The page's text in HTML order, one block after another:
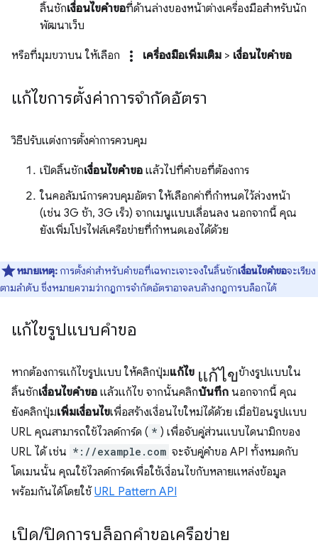
ลิ้นชักเงื่อนไขคำขอที่ด้านล่างของหน้าต่างเครื่องมือสำหรับนัก
พัฒนาเว็บ
หรือที่มุมขวาบน ให้เลือก more_vert เครื่องมือเพิ่มเติม > เงื่อนไขคำขอ
แก้ไขการตั้งค่าการจำกัดอัตรา
วิธีปรับแต่งการตั้งค่าการควบคุม
เปิดลิ้นชักเงื่อนไขคำขอ แล้วไปที่คำขอที่ต้องการ
ในคอลัมน์การควบคุมอัตรา ให้เลือกค่าที่กำหนดไว้ล่วงหน้า
(เช่น 3G ช้า, 3G เร็ว) จากเมนูแบบเลื่อนลง นอกจากนี้ คุณ
ยังเพิ่มโปรไฟล์เครือข่ายที่กำหนดเองได้ด้วย
หมายเหตุ: การตั้งค่าสำหรับคำขอที่เฉพาะเจาะจงในลิ้นชักเงื่อนไขคำขอจะเรียง
ตามลำดับ ซึ่งหมายความว่ากฎการจำกัดอัตราอาจลบล้างกฎการบล็อกได้
แก้ไขรูปแบบคำขอ
หากต้องการแก้ไขรูปแบบ ให้คลิกปุ่มแก้ไข แก้ไขข้างรูปแบบใน
ลิ้นชักเงื่อนไขคำขอ แล้วแก้ไข จากนั้นคลิกบันทึก นอกจากนี้ คุณ
ยังคลิกปุ่มเพิ่มเงื่อนไขเพื่อสร้างเงื่อนไขใหม่ได้ด้วย เมื่อป้อนรูปแบบ
URL คุณสามารถใช้ไวลด์การ์ด ( * ) เพื่อจับคู่ส่วนแบบไดนามิกของ
URL ได้ เช่น *://example.com จะจับคู่คำขอ API ทั้งหมดกับ
โดเมนนั้น คุณใช้ไวลด์การ์ดเพื่อใช้เงื่อนไขกับหลายแหล่งข้อมูล
พร้อมกันได้โดยใช้URL Pattern API
เปิด/ปิดการบล็อกคำขอเครือข่าย